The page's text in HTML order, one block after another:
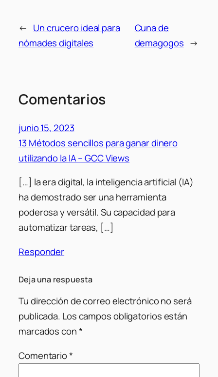
← Un crucero ideal para
nómades digitales
Cuna de
demagogos →
Comentarios
junio 15, 2023
13 Métodos sencillos para ganar dinero
utilizando la IA – GCC Views
[…] la era digital, la inteligencia artificial (IA)
ha demostrado ser una herramienta
poderosa y versátil. Su capacidad para
automatizar tareas, […]
Responder
Deja una respuesta
Tu dirección de correo electrónico no será
publicada. Los campos obligatorios están
marcados con*
Comentario*